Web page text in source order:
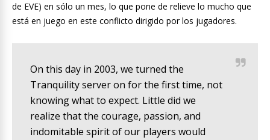
de EVE) en sólo un mes, lo que pone de relieve lo mucho que
está en juego en este conflicto dirigido por los jugadores.
On this day in 2003, we turned the
Tranquility server on for the first time, not
knowing what to expect. Little did we
realize that the courage, passion, and
indomitable spirit of our players would